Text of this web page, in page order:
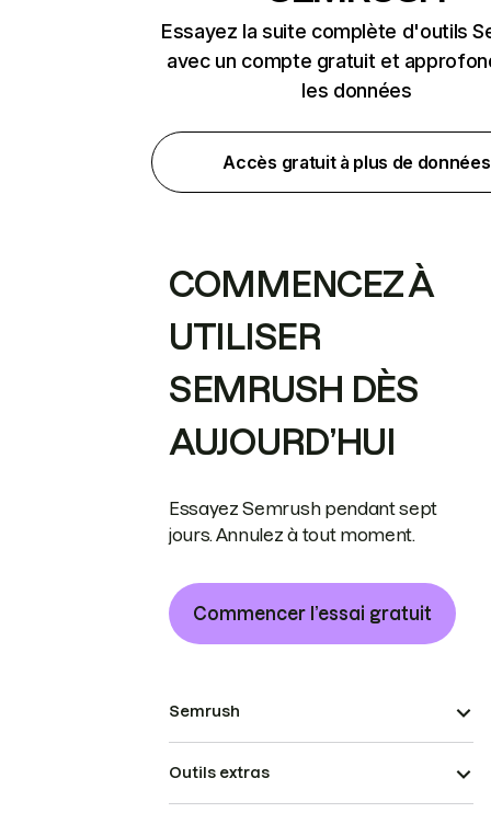
Essayez la suite complète d'outils
avec un compte gratuit et
les données
Accès gratuit à plus de données
COMMENCEZ À
UTILISER
SEMRUSH DÈS
AUJOURD’HUI
Essayez Semrush pendant sept
jours. Annulez à tout moment.
Commencer l’essai gratuit
Semrush
Outils extras